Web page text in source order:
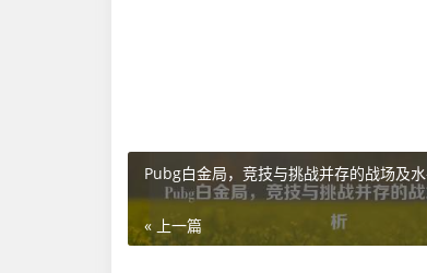
Pubg白金局，竞技与挑战并存的战场及
« 上一篇